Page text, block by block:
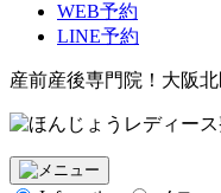
WEB予約
LINE予約
産前産後専門院！大阪